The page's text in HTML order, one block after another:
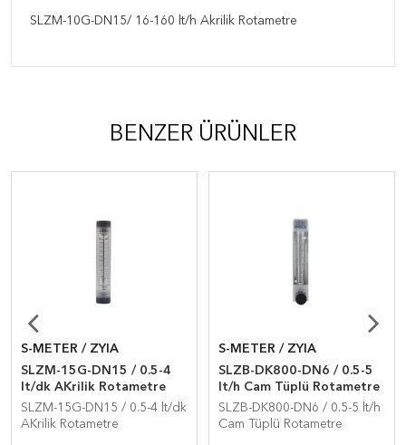
SLZM-10G-DN15/ 16-160 lt/h Akrilik Rotametre
BENZER ÜRÜNLER
S-METER / ZYIA
SLZM-15G-DN15 / 0.5-4
lt/dk AKrilik Rotametre
SLZM-15G-DN15 / 0.5-4 lt/dk
AKrilik Rotametre
S-METER / ZYIA
SLZB-DK800-DN6 / 0.5-5
lt/h Cam Tüplü Rotametre
SLZB-DK800-DN6 / 0.5-5 lt/h
Cam Tüplü Rotametre